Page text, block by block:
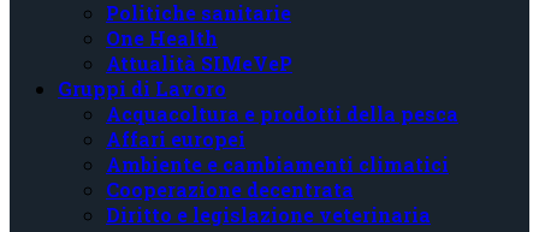
Politiche sanitarie
One Health
Attualità SIMeVeP
Gruppi di Lavoro
Acquacoltura e prodotti della pesca
Affari europei
Ambiente e cambiamenti climatici
Cooperazione decentrata
Diritto e legislazione veterinaria